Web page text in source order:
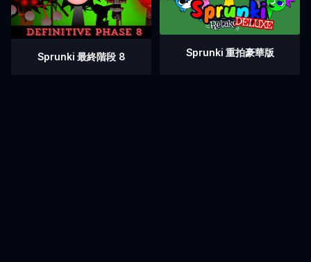
Sprunki 最終階段 8 Sprunki 重拍豪華版